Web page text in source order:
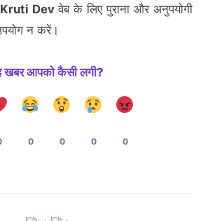
Kruti Devवेब के लिए पुराना और अनुपयोगी
न करें।
खबर आपको कैसी लगी?
0 0 0 0